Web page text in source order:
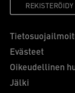
REKISTERÖIDY
Evästeet
Oikeudellinen
Jälki